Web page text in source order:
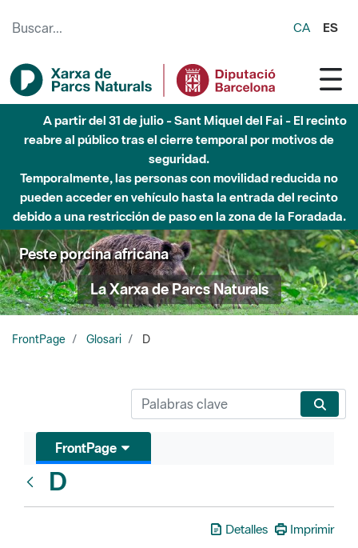
CA ES
A partir del 31 de julio - Sant Miquel del Fai - El recinto
reabre al público tras el cierre temporal por motivos de
seguridad.
Temporalmente, las personas con movilidad reducida no
pueden acceder en vehículo hasta la entrada del recinto
debido a una restricción de paso en la zona de la Foradada.
Peste porcina africana
La Xarxa de Parcs Naturals
FrontPage Glosari D
FrontPage
D
Detalles Imprimir